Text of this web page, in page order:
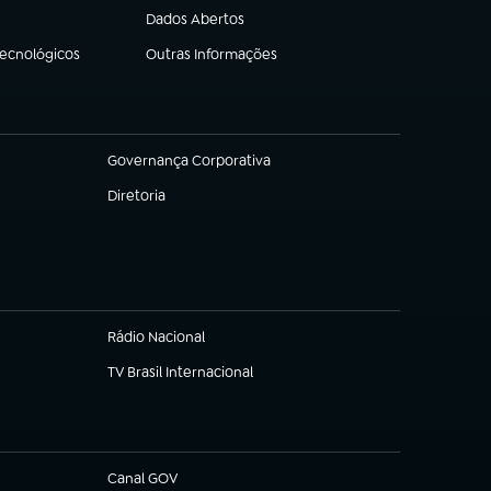
Dados Abertos
(abre em nova aba)
Outras Informações
(abre em nova aba)
Governança Corporativa
(abre em nova aba)
Diretoria
(abre em nova aba)
Rádio Nacional
TV Brasil Internacional
(abre em nova aba)
Canal GOV
(abre em nova aba)